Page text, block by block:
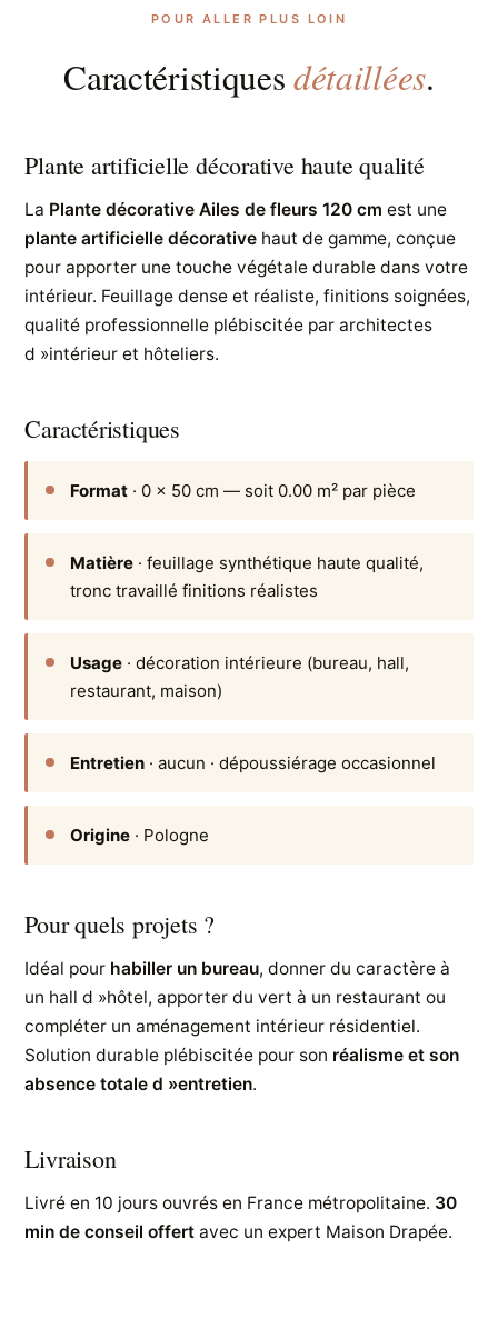
POUR ALLER PLUS LOIN
Caractéristiquesdétaillées.
Plante artificielle décorative haute qualité
La Plante décorative Ailes de fleurs 120 cm est une
plante artificielle décorative haut de gamme, conçue
pour apporter une touche végétale durable dans votre
intérieur. Feuillage dense et réaliste, finitions soignées,
qualité professionnelle plébiscitée par architectes
d »intérieur et hôteliers.
Caractéristiques
Format · 0 × 50 cm — soit 0.00 m² par pièce
Matière · feuillage synthétique haute qualité,
tronc travaillé finitions réalistes
Usage · décoration intérieure (bureau, hall,
restaurant, maison)
Entretien · aucun · dépoussiérage occasionnel
Origine · Pologne
Pour quels projets ?
Idéal pour habiller un bureau, donner du caractère à
un hall d »hôtel, apporter du vert à un restaurant ou
compléter un aménagement intérieur résidentiel.
Solution durable plébiscitée pour son réalisme et son
absence totale d »entretien.
Livraison
Livré en 10 jours ouvrés en France métropolitaine. 30
min de conseil offert avec un expert Maison Drapée.